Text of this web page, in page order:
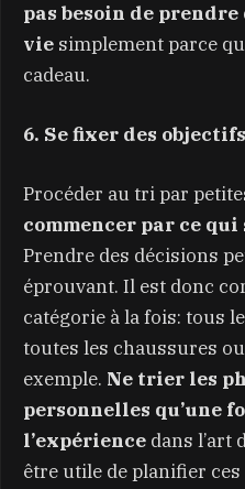
pas besoin de
vie simplement parce
cadeau.
6. Se fixer des
Procéder au tri par
commencer par ce
Prendre des décisions
éprouvant. Il est donc
catégorie à la fois: tous
toutes les chaussures
exemple. Ne trier les
personnelles qu’une
l’expérience dans l’art
être utile de planifier ces